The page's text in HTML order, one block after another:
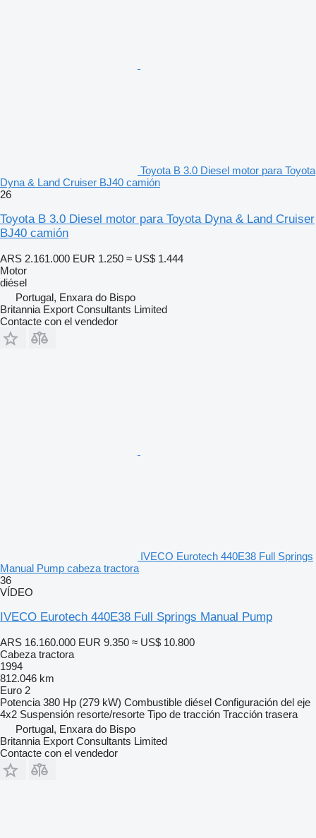
Toyota B 3.0 Diesel motor para Toyota
Dyna & Land Cruiser BJ40 camión
26
Toyota B 3.0 Diesel motor para Toyota Dyna & Land Cruiser
BJ40 camión
ARS 2.161.000 EUR 1.250 ≈ US$ 1.444
Motor
diésel
Portugal, Enxara do Bispo
Britannia Export Consultants Limited
Contacte con el vendedor
IVECO Eurotech 440E38 Full Springs
Manual Pump cabeza tractora
36
VÍDEO
IVECO Eurotech 440E38 Full Springs Manual Pump
ARS 16.160.000 EUR 9.350 ≈ US$ 10.800
Cabeza tractora
1994
812.046 km
Euro 2
Potencia 380 Hp (279 kW) Combustible diésel Configuración del eje
4x2 Suspensión resorte/resorte Tipo de tracción Tracción trasera
Portugal, Enxara do Bispo
Britannia Export Consultants Limited
Contacte con el vendedor